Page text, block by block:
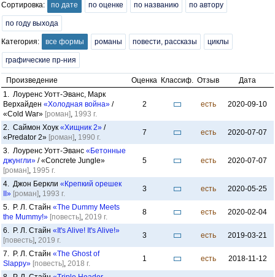
Сортировка: по дате по оценке по названию по автору
по году выхода
Категория: все формы романы повести, рассказы циклы
графические пр-ния
Произведение Оценка Классиф. Отзыв
Дата
1. Лоуренс Уотт-Эванс, Марк
Верхайден «Холодная война» /
«Cold War» [роман], 1993 г.
2 есть 2020-09-10
2. Саймон Хоук «Хищник 2» /
«Predator 2» [роман], 1990 г.
7 есть 2020-07-07
3. Лоуренс Уотт-Эванс «Бетонные
джунгли» / «Concrete Jungle»
[роман], 1995 г.
5 есть 2020-07-07
4. Джон Беркли «Крепкий орешек
II» [роман], 1993 г.
3 есть 2020-05-25
5. Р. Л. Стайн «The Dummy Meets
the Mummy!» [повесть], 2019 г.
8 есть 2020-02-04
6. Р. Л. Стайн «It's Alive! It's Alive!»
[повесть], 2019 г.
3 есть 2019-03-21
7. Р. Л. Стайн «The Ghost of
Slappy» [повесть], 2018 г.
1 есть 2018-11-12